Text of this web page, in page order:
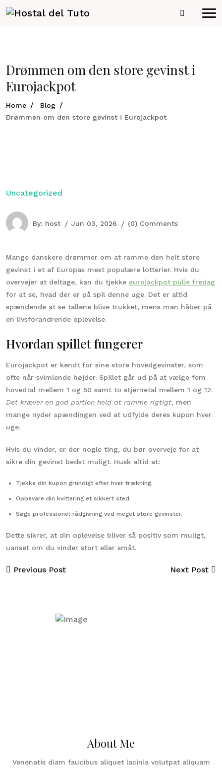
Drømmen om den store gevinst i
Eurojackpot
Home
Blog
Drømmen om den store gevinst i Eurojackpot
Uncategorized
By: host Jun 03, 2026 (0) Comments
Mange danskere drømmer om at ramme den helt store
gevinst i et af Europas mest populære lotterier. Hvis du
overvejer at deltage, kan du tjekke eurojackpot pulje fredag
for at se, hvad der er på spil denne uge. Det er altid
spændende at se tallene blive trukket, mens man håber på
en livsforandrende oplevelse.
Hvordan spillet fungerer
Eurojackpot er kendt for sine store hovedgevinster, som
ofte når svimlende højder. Spillet går ud på at vælge fem
hovedtal mellem 1 og 50 samt to stjernetal mellem 1 og 12.
Det kræver en god portion held at ramme rigtigt, men
mange nyder spændingen ved at udfylde deres kupon hver
uge.
Hvis du vinder, er der nogle ting, du bør overveje for at
sikre din gevinst bedst muligt. Husk altid at:
Tjekke din kupon grundigt efter hver trækning.
Opbevare din kvittering et sikkert sted.
Søge professionel rådgivning ved meget store gevinster.
Dette sikrer, at din oplevelse bliver så positiv som muligt,
uanset om du vinder stort eller småt.
Previous Post Next Post
About Me
Venenatis diam faucibus aliquet lacinia volutpat aliquam